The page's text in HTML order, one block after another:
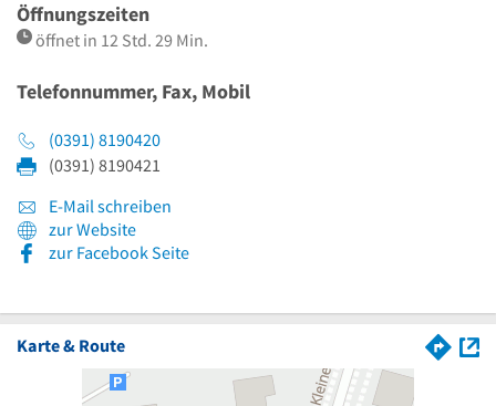
Öffnungszeiten
öffnet in 12 Std. 29 Min.
Telefonnummer, Fax, Mobil
(0391) 8190420
(0391) 8190421
E-Mail schreiben
zur Website
zur Facebook Seite
Karte & Route